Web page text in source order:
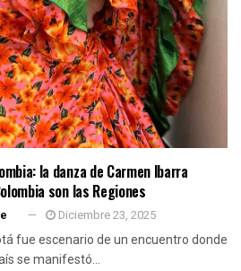
la danza de Carmen Ibarra
son las Regiones
Diciembre 23, 2025
fue escenario de un encuentro donde
se manifestó...